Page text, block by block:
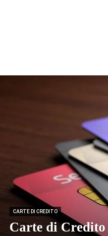
CARTE DI CREDITO
Carte di